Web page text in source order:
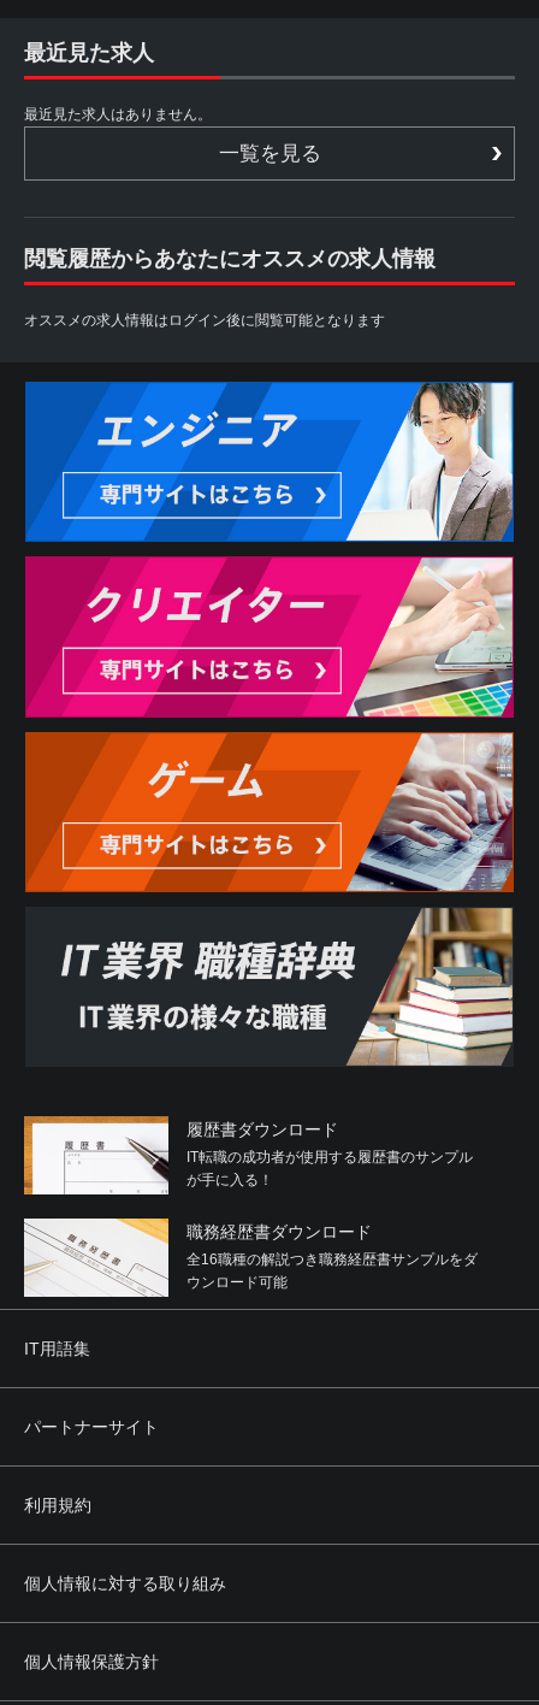
最近見た求人
最近見た求人はありません。
一覧を見る
閲覧履歴からあなたにオススメの求人情報
オススメの求人情報はログイン後に閲覧可能となります
履歴書ダウンロード
IT転職の成功者が使用する履歴書のサンプル
が手に入る！
職務経歴書ダウンロード
全16職種の解説つき職務経歴書サンプルをダ
ウンロード可能
IT用語集
パートナーサイト
利用規約
個人情報に対する取り組み
個人情報保護方針